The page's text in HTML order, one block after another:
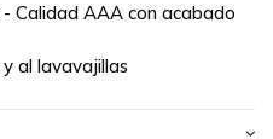
Calidad AAA con acabado
al lavavajillas